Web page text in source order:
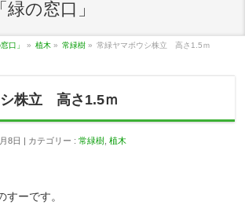
の窓口」
口」 » 植木 » 常緑樹 » 常緑ヤマボウシ株立 高さ1.5ｍ
株立 高さ1.5ｍ
8日 カテゴリー :常緑樹 ,植木
すーです。